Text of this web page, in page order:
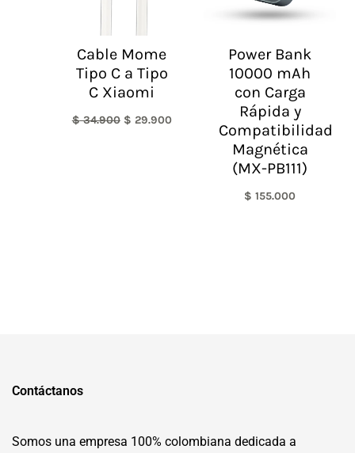
Cable Mome
Tipo C a Tipo
C Xiaomi
$34.900 $ 29.900
Power Bank
10000 mAh
con Carga
Rápida y
Compatibilidad
Magnética
(MX-PB111)
$ 155.000
Contáctanos
Somos una empresa 100% colombiana dedicada a